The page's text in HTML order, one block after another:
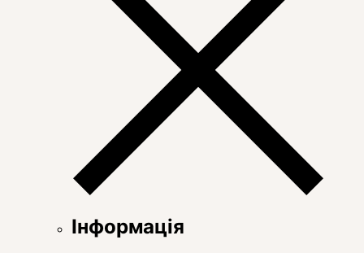
Інформація